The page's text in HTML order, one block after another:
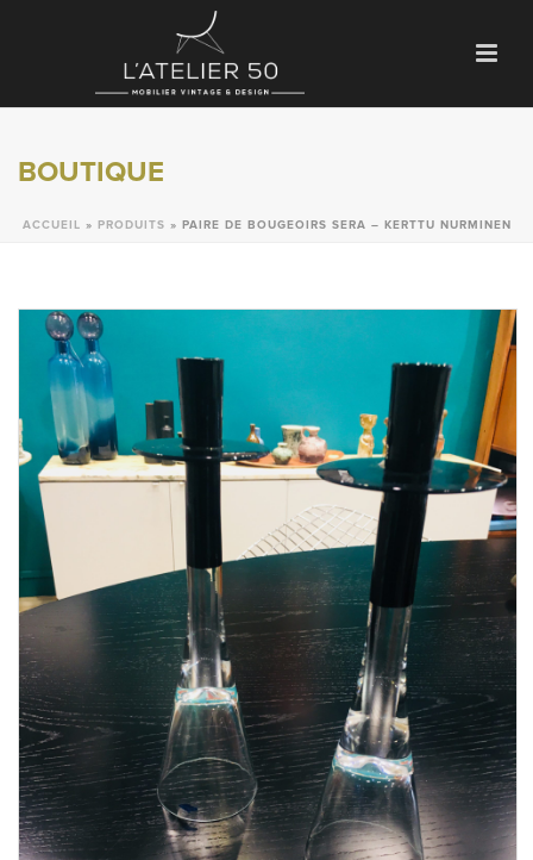
BOUTIQUE
ACCUEIL » PRODUITS » PAIRE DE BOUGEOIRS SERA – KERTTU NURMINEN